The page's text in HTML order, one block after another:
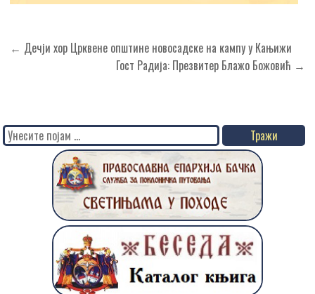
Кретање
← Дечји хор Црквене општине новосадске на кампу у Кањижи
Гост Радија: Презвитер Блажо Божовић →
Search
for: